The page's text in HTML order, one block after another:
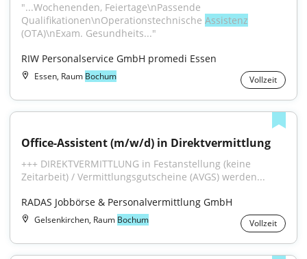
"...Wochenenden, Feiertage\nPassende
Qualifikationen\nOperationstechnische Assistenz
(OTA)\nExam. Gesundheits..."
RIW Personalservice GmbH promedi Essen
Essen, Raum Bochum Vollzeit
Office-Assistent (m/w/d) in Direktvermittlung
+++ DIREKTVERMITTLUNG in Festanstellung (keine
Zeitarbeit) / Vermittlungsgutscheine (AVGS) werden...
RADAS Jobbörse & Personalvermittlung GmbH
Gelsenkirchen, Raum Bochum Vollzeit